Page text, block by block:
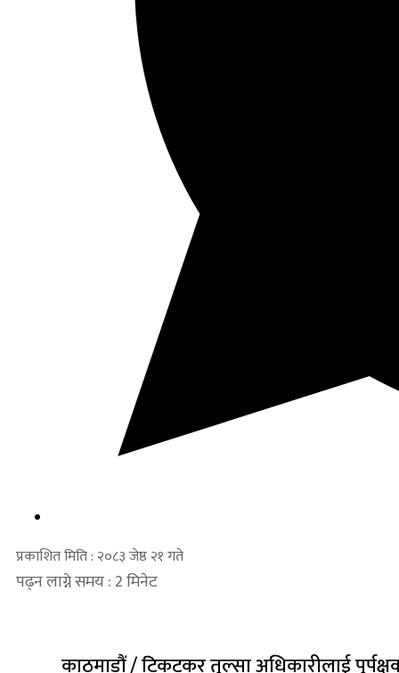
प्रकाशित मिति : २०८३ जेष्ठ २१ गते
पढ्न लाग्ने समय : 2 मिनेट
काठमाडौं / टिकटकर तुल्सा अधिकारीलाई